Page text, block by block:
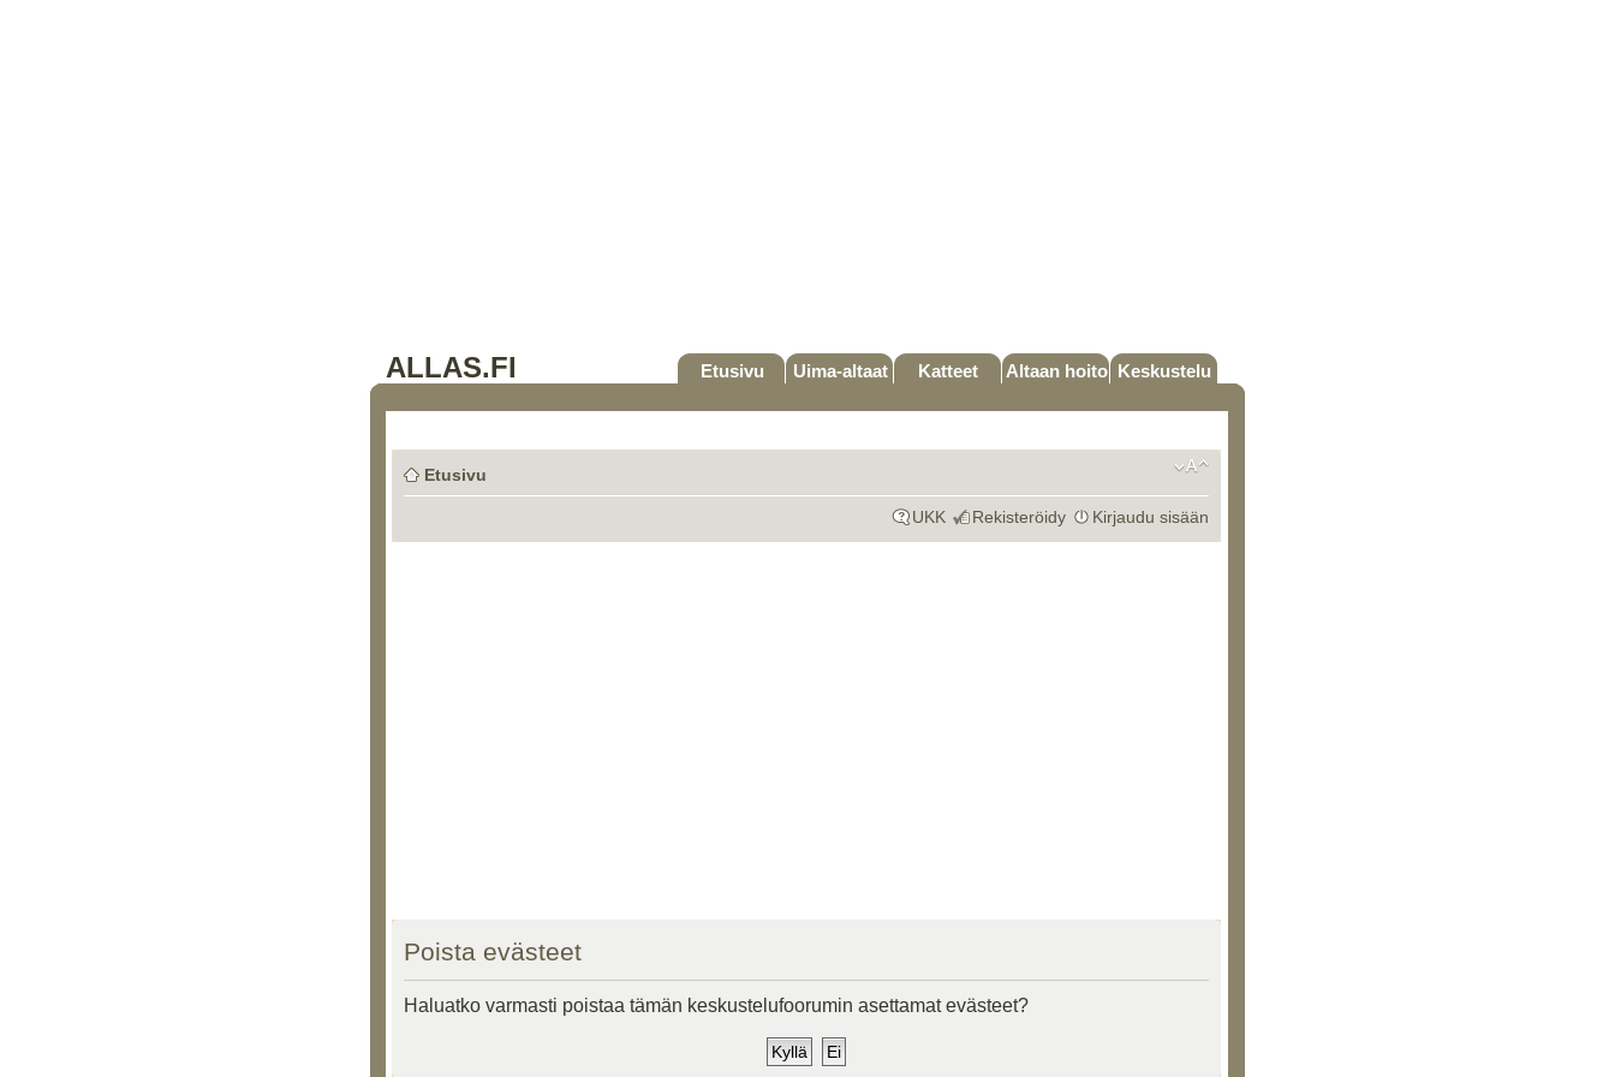
ALLAS.FI Etusivu Uima-altaat Katteet Altaan hoito Keskustelu
Etusivu
UKK Rekisteröidy Kirjaudu sisään
Poista evästeet
Haluatko varmasti poistaa tämän keskustelufoorumin asettamat evästeet?